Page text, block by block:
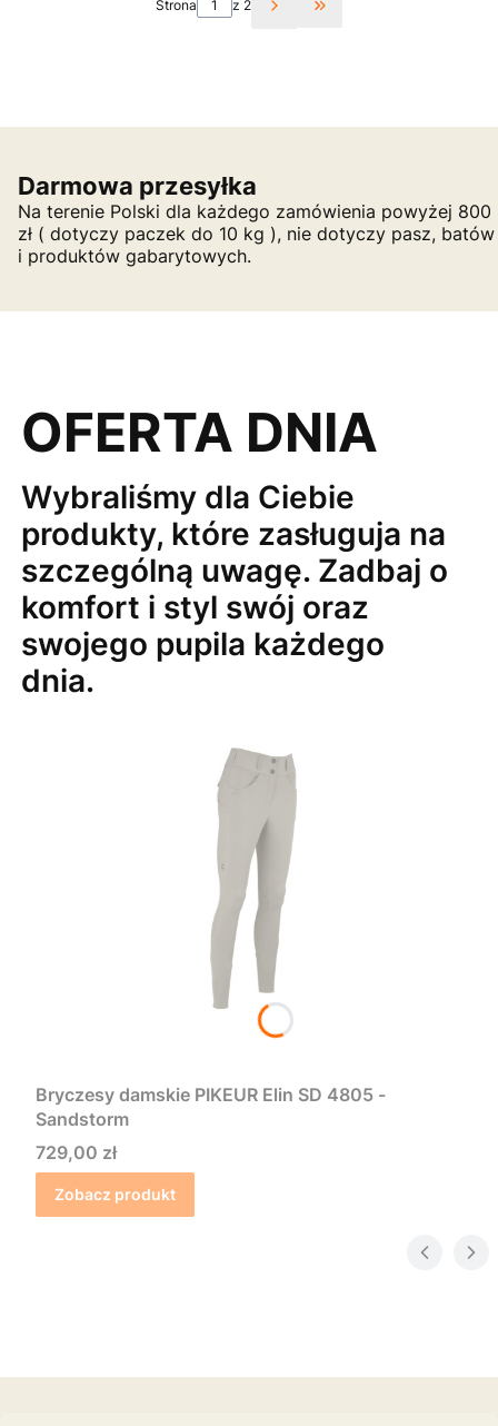
Strona z 2 Przejdź do ostatniej
Darmowa przesyłka
Na terenie Polski dla każdego zamówienia powyżej 800
zł ( dotyczy paczek do 10 kg ), nie dotyczy pasz, batów
i produktów gabarytowych.
OFERTA DNIA
Wybraliśmy dla Ciebie
produkty, które zasługuja na
szczególną uwagę. Zadbaj o
komfort i styl swój oraz
swojego pupila każdego
dnia.
Bryczesy damskie PIKEUR Elin SD 4805 -
Sandstorm
Cena
729,00 zł
Zobacz produkt